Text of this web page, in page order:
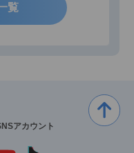
覧
アカウント